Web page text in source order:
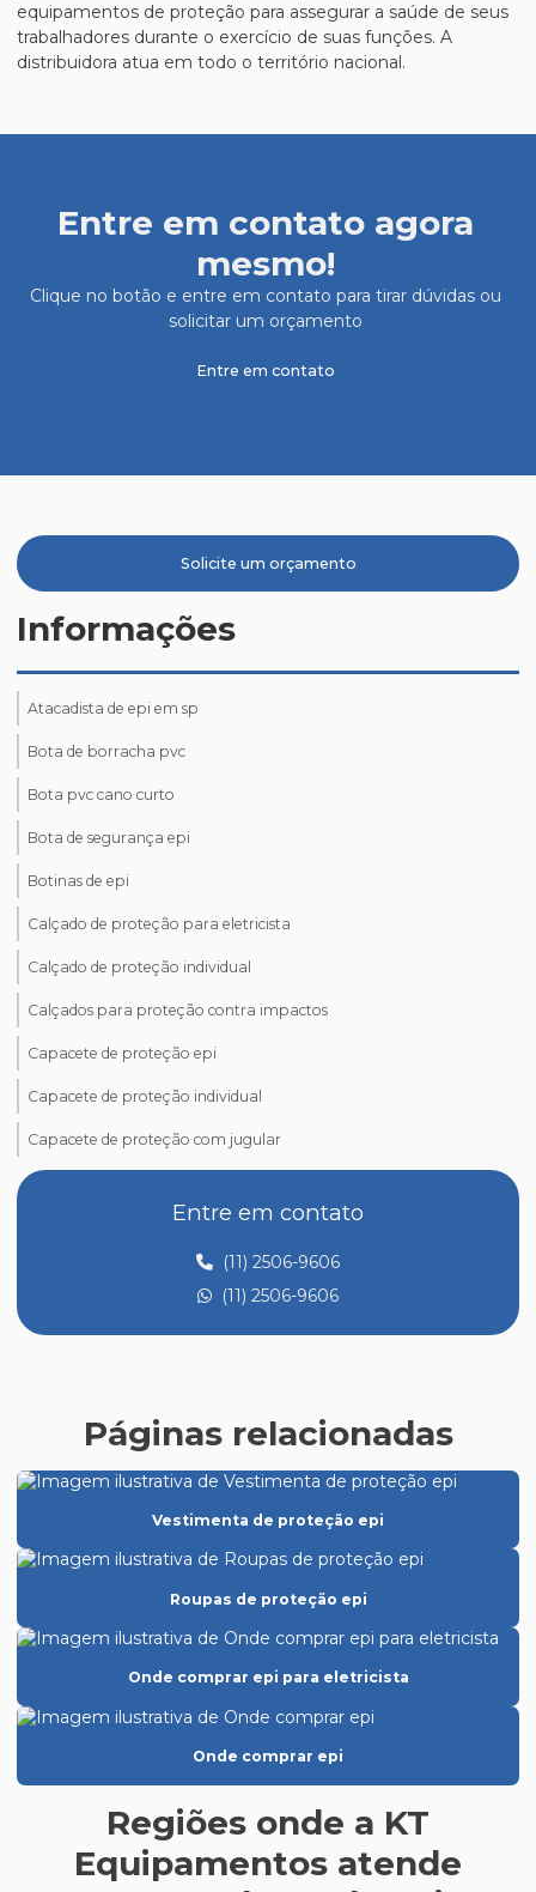
equipamentos de proteção para assegurar a saúde de seus
trabalhadores durante o exercício de suas funções. A
distribuidora atua em todo o território nacional.
Entre em contato agora
mesmo!
Clique no botão e entre em contato para tirar dúvidas ou
solicitar um orçamento
Entre em contato
Solicite um orçamento
Informações
Atacadista de epi em sp
Bota de borracha pvc
Bota pvc cano curto
Bota de segurança epi
Botinas de epi
Calçado de proteção para eletricista
Calçado de proteção individual
Calçados para proteção contra impactos
Capacete de proteção epi
Capacete de proteção individual
Capacete de proteção com jugular
Comprar epi para trabalho em altura
Comprar óculos de proteção epi
Creme de proteção para as mãos epi
Empresas de epi
Empresas de epis em sp
Epi para altas temperaturas
Epi atacado distribuidor
Epi equipamento de proteção individual
Epi para espaço confinado
Epi para frigorífico
Entre em contato
(11) 2506-9606
(11) 2506-9606
Páginas relacionadas
Vestimenta de proteção epi
Roupas de proteção epi
Onde comprar epi para eletricista
Onde comprar epi
Regiões onde a KT
Equipamentos atende